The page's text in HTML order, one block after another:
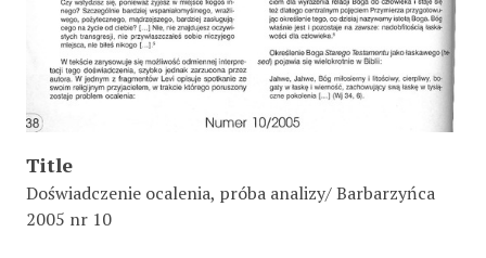
Title
Doświadczenie ocalenia, próba analizy/ Barbarzyńca
2005 nr 10